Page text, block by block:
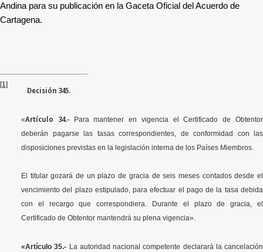
Andina para su publicación en la Gaceta Oficial del Acuerdo de
Cartagena.
[1]
Decisión 345.
«Artículo 34.-Para mantener en vigencia el Certificado de Obtentor
deberán pagarse las tasas correspondientes, de conformidad con las
disposiciones previstas en la legislación interna de los Países Miembros.
El titular gozará de un plazo de gracia de seis meses contados desde el
vencimiento del plazo estipulado, para efectuar el pago de la tasa debida
con el recargo que correspondiera. Durante el plazo de gracia, el
Certificado de Obtentor mantendrá su plena vigencia».
«Artículo 35.- La autoridad nacional competente declarará la cancelación